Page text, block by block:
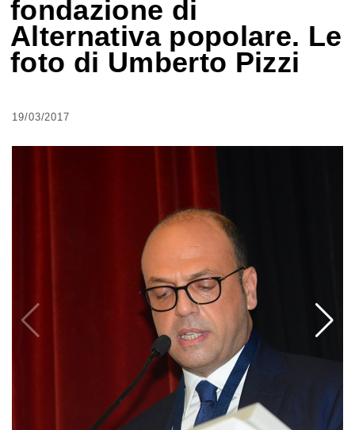
fondazione di
Alternativa popolare. Le
foto di Umberto Pizzi
19/03/2017